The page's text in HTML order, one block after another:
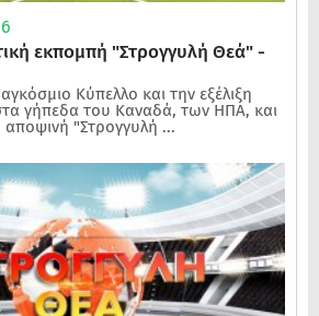
εκπομπή "Στρογγυλή Θεά" -
Κύπελλο και την εξέλιξη
γήπεδα του Καναδά, των ΗΠΑ, και
αποψινή "Στρογγυλή ...